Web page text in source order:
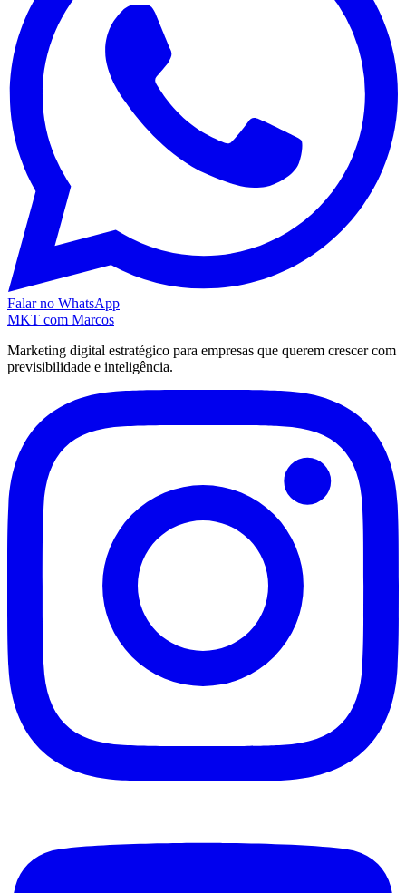
Falar no WhatsApp
MKT com Marcos
Marketing digital estratégico para empresas que querem crescer com
previsibilidade e inteligência.